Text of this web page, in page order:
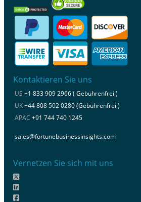
Kontaktieren Sie uns
US +1 833 909 2966 ( Gebührenfrei )
UK+44 808 502 0280 (Gebührenfrei )
APAC +91 744 740 1245
sales@fortunebusinessinsights.com
Vernetzen Sie sich mit uns